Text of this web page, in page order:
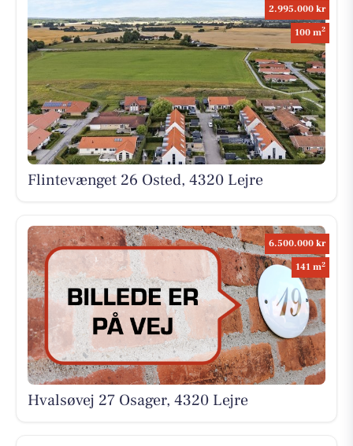
2.995.000 kr
100 m2
Flintevænget 26 Osted, 4320 Lejre
6.500.000 kr
141 m2
Hvalsøvej 27 Osager, 4320 Lejre